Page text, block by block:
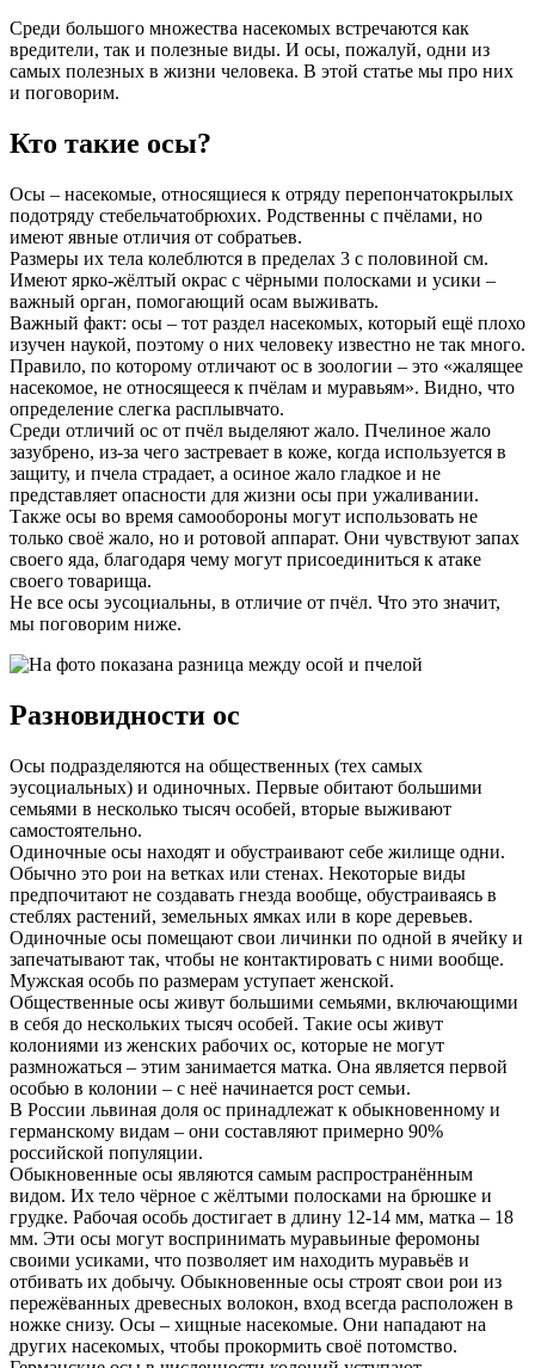
Среди большого множества насекомых встречаются как
вредители, так и полезные виды. И осы, пожалуй, одни из
самых полезных в жизни человека. В этой статье мы про них
и поговорим.
Кто такие осы?
Осы – насекомые, относящиеся к отряду перепончатокрылых
подотряду стебельчатобрюхих. Родственны с пчёлами, но
имеют явные отличия от собратьев.
Размеры их тела колеблются в пределах 3 с половиной см.
Имеют ярко-жёлтый окрас с чёрными полосками и усики –
важный орган, помогающий осам выживать.
Важный факт: осы – тот раздел насекомых, который ещё плохо
изучен наукой, поэтому о них человеку известно не так много.
Правило, по которому отличают ос в зоологии – это «жалящее
насекомое, не относящееся к пчёлам и муравьям». Видно, что
определение слегка расплывчато.
Среди отличий ос от пчёл выделяют жало. Пчелиное жало
зазубрено, из-за чего застревает в коже, когда используется в
защиту, и пчела страдает, а осиное жало гладкое и не
представляет опасности для жизни осы при ужаливании.
Также осы во время самообороны могут использовать не
только своё жало, но и ротовой аппарат. Они чувствуют запах
своего яда, благодаря чему могут присоединиться к атаке
своего товарища.
Не все осы эусоциальны, в отличие от пчёл. Что это значит,
мы поговорим ниже.
Разновидности ос
Осы подразделяются на общественных (тех самых
эусоциальных) и одиночных. Первые обитают большими
семьями в несколько тысяч особей, вторые выживают
самостоятельно.
Одиночные осы находят и обустраивают себе жилище одни.
Обычно это рои на ветках или стенах. Некоторые виды
предпочитают не создавать гнезда вообще, обустраиваясь в
стеблях растений, земельных ямках или в коре деревьев.
Одиночные осы помещают свои личинки по одной в ячейку и
запечатывают так, чтобы не контактировать с ними вообще.
Мужская особь по размерам уступает женской.
Общественные осы живут большими семьями, включающими
в себя до нескольких тысяч особей. Такие осы живут
колониями из женских рабочих ос, которые не могут
размножаться – этим занимается матка. Она является первой
особью в колонии – с неё начинается рост семьи.
В России львиная доля ос принадлежат к обыкновенному и
германскому видам – они составляют примерно 90%
российской популяции.
Обыкновенные осы являются самым распространённым
видом. Их тело чёрное с жёлтыми полосками на брюшке и
грудке. Рабочая особь достигает в длину 12-14 мм, матка – 18
мм. Эти осы могут воспринимать муравьиные феромоны
своими усиками, что позволяет им находить муравьёв и
отбивать их добычу. Обыкновенные осы строят свои рои из
пережёванных древесных волокон, вход всегда расположен в
ножке снизу. Осы – хищные насекомые. Они нападают на
других насекомых, чтобы прокормить своё потомство.